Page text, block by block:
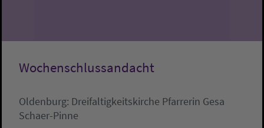
Wochenschlussandacht
Oldenburg: Dreifaltigkeitskirche Pfarrerin Gesa
Schaer-Pinne